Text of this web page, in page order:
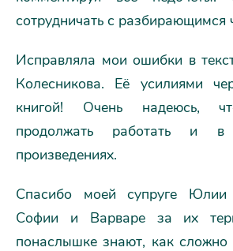
сотрудничать с разбирающимся
Исправляла мои ошибки в
Колесникова. Её усилиями
книгой! Очень надеюсь,
продолжать работать и
произведениях.
Спасибо моей супруге
Софии и Варваре за их
понаслышке знают, как